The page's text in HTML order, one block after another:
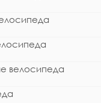
велосипеда